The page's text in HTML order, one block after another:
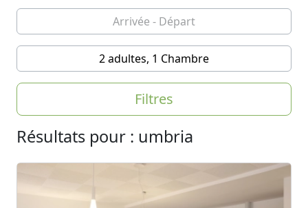
2 adultes, 1 Chambre
Filtres
Résultats pour : umbria